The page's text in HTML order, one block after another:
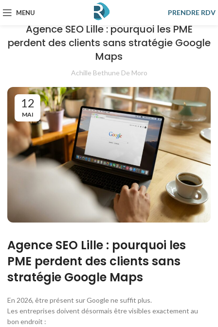
MENU PRENDRE RDV
SEO
Agence SEO Lille : pourquoi les PME
perdent des clients sans stratégie Google
Maps
Achille Bethune De Moro
12
MAI
Agence SEO Lille : pourquoi les
PME perdent des clients sans
stratégie Google Maps
En 2026, être présent sur Google ne suffit plus.
Les entreprises doivent désormais être visibles exactement au
bon endroit :